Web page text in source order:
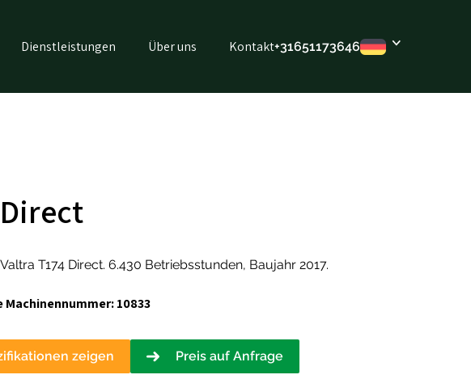
Dienstleistungen Über uns Kontakt+31651173646
T174 Direct. 6.430 Betriebsstunden, Baujahr 2017.
Machinennummer: 10833
zeigen Preis auf Anfrage